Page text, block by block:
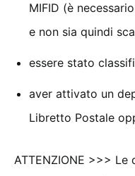
MIFID (è
e non sia quindi
essere stato
aver attivato un
Libretto Postale
ATTENZIONE >>>